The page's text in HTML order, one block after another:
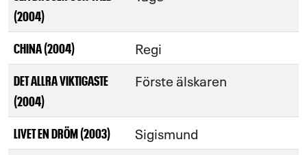
(2004)
CHINA (2004) Regi
DET ALLRA VIKTIGASTE
(2004)
Förste älskaren
LIVET EN DRÖM (2003) Sigismund